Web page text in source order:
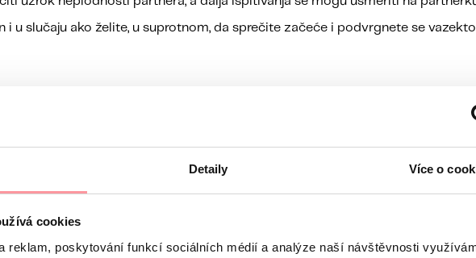
Detaily Více o
cookies
reklam, poskytování funkcí sociálních médií a analýze naší návštěvnosti
i u slučaju ako želite, u suprotnom, da sprečite začeće i podvrgnete se